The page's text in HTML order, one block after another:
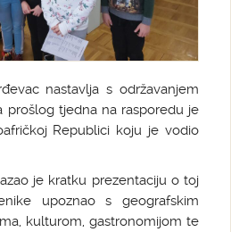
nastavlja s održavanjem
prošlog tjedna na rasporedu je
Republici koju je vodio
je kratku prezentaciju o toj
upoznao s geografskim
kulturom, gastronomijom te